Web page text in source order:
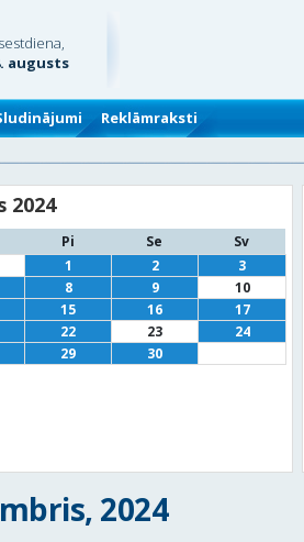
sestdiena,
augusts
Reklāmraksti
2024
Pi Se
Sv
1
2
3
8 9
10
15 16
17
22 23
24
29 30
2024